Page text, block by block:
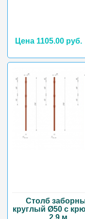
Цена 1105.00 руб.
Столб
круглый Ø50 с
2,9 м